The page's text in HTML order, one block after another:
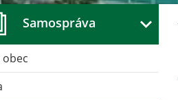
Samospráva
obec